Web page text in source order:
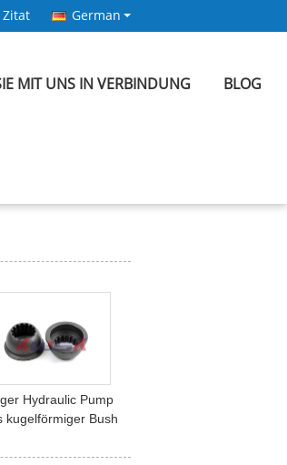
Zitat German
MIT UNS IN VERBINDUNG BLOG
Hydraulic Pump
kugelförmiger Bush
240